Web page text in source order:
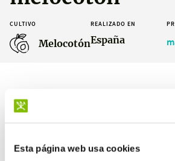
Esta página web usa cookies
CULTIVO
Melocotón
REALIZADO EN
España